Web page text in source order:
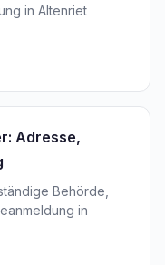
in Altenriet
Adresse,
Behörde,
in